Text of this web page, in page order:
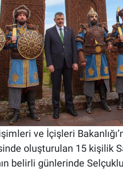
ve İçişleri
oluşturulan 15 kişilik
belirli günlerinde